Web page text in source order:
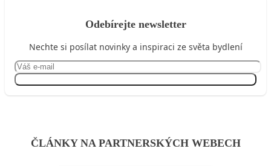
Odebírejte newsletter
Nechte si posílat novinky a inspiraci ze světa bydlení
ČLÁNKY NA PARTNERSKÝCH WEBECH